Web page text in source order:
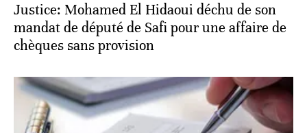
Justice: Mohamed El Hidaoui déchu de son
mandat de député de Safi pour une affaire de
chèques sans provision